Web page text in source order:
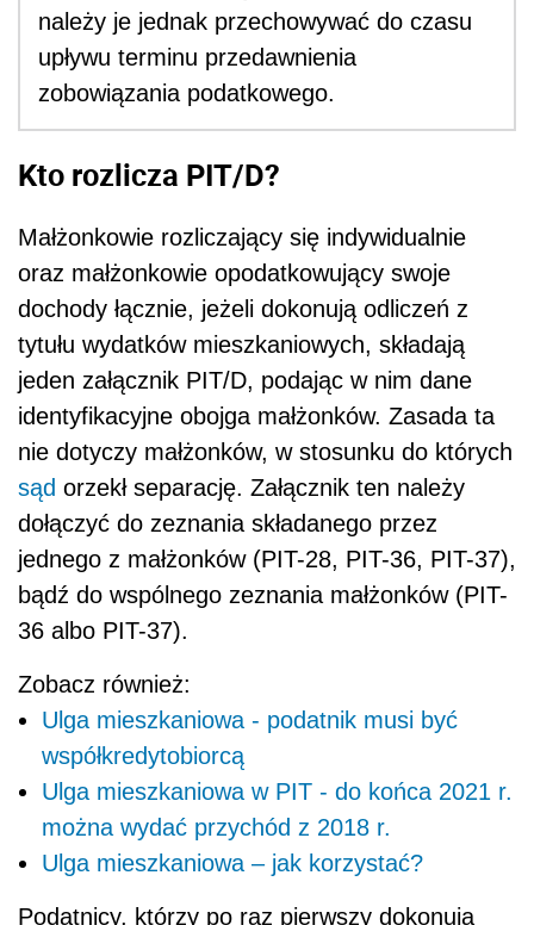
należy je jednak przechowywać do czasu
upływu terminu przedawnienia
zobowiązania podatkowego.
Kto rozlicza PIT/D?
Małżonkowie rozliczający się indywidualnie
oraz małżonkowie opodatkowujący swoje
dochody łącznie, jeżeli dokonują odliczeń z
tytułu wydatków mieszkaniowych, składają
jeden załącznik PIT/D, podając w nim dane
identyfikacyjne obojga małżonków. Zasada ta
nie dotyczy małżonków, w stosunku do których
sąd orzekł separację. Załącznik ten należy
dołączyć do zeznania składanego przez
jednego z małżonków (PIT-28, PIT-36, PIT-37),
bądź do wspólnego zeznania małżonków (PIT-
36 albo PIT-37).
Zobacz również:
Ulga mieszkaniowa - podatnik musi być
współkredytobiorcą
Ulga mieszkaniowa w PIT - do końca 2021 r.
można wydać przychód z 2018 r.
Ulga mieszkaniowa – jak korzystać?
Podatnicy, którzy po raz pierwszy dokonują